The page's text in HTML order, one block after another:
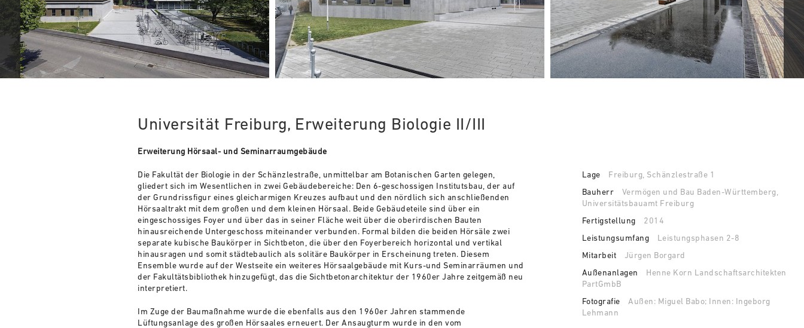
Universität Freiburg, Erweiterung Biologie II/III
Erweiterung Hörsaal- und Seminarraumgebäude
Die Fakultät der Biologie in der Schänzlestraße, unmittelbar am Botanischen Garten gelegen,
gliedert sich im Wesentli­chen in zwei Gebäudebereiche: Den 6-geschossigen Institutsbau, der auf
der Grundrissfigur eines gleichar­migen Kreuzes aufbaut und den nörd­lich sich anschließenden
Hörsaaltrakt mit dem großen und dem kleinen Hör­saal. Beide Gebäudeteile sind über ein
eingeschossiges Foyer und über das in seiner Fläche weit über die oberir­dischen Bauten
hinausreichende Un­tergeschoss miteinander verbunden. Formal bilden die beiden Hörsäle zwei
separate kubische Baukörper in Sicht­beton, die über den Foyerbereich ho­rizontal und vertikal
hinausragen und somit städtebaulich als solitäre Bau­körper in Erscheinung treten. Diesem
Ensemble wurde auf der Westseite ein weiteres Hörsaalgebäude mit Kurs-und Seminarräumen und
der Fakultätsbibliothek hinzugefügt, das die Sichtbetonarchitektur der 1960er Jahre zeitgemäß neu
interpretiert.
Im Zuge der Baumaßnahme wurde die ebenfalls aus den 1960er Jahren stammende
Lüftungsanlage des großen Hörsaales erneuert. Der Ansaugturm wurde in den vom
Lage
Freiburg, Schänzlestraße 1
Bauherr
Vermögen und Bau Baden-Württemberg,
Universitätsbauamt Freiburg
Fertigstellung
2014
Leistungsumfang
Leistungsphasen 2-8
Mitarbeit
Jürgen Borgard
Außenanlagen
Henne Korn Landschaftsarchitekten
PartGmbB
Fotografie
Außen: Miguel Babo; Innen: Ingeborg
Lehmann